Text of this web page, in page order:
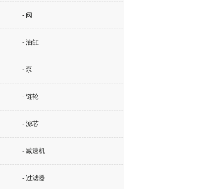
- 阀
- 油缸
- 泵
- 链轮
- 滤芯
- 减速机
- 过滤器